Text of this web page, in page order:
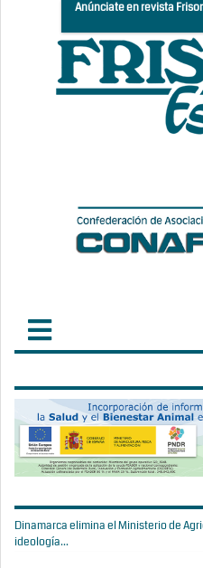
Anúnciate en revista
Dinamarca elimina el Ministerio de
ideología...